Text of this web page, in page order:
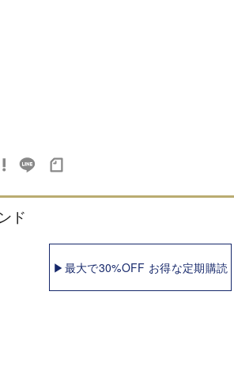
ド
▶最大で30%OFF お得な定期購読